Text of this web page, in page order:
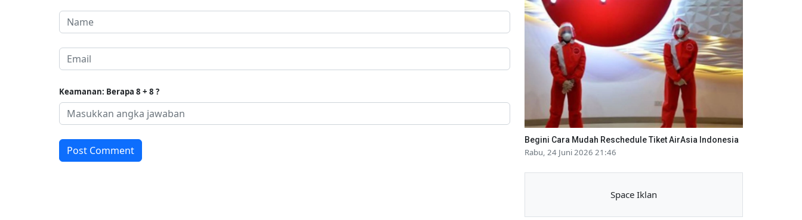
Keamanan: Berapa 8 + 8 ?
Post Comment
Begini Cara Mudah Reschedule Tiket AirAsia Indonesia
Rabu, 24 Juni 2026 21:46
Space Iklan